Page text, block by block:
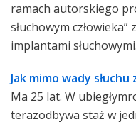
ramach autorskiego
słuchowym człowieka”
implantami słuchowymi.
Jak mimo wady
Ma 25 lat. W
terazodbywa staż w